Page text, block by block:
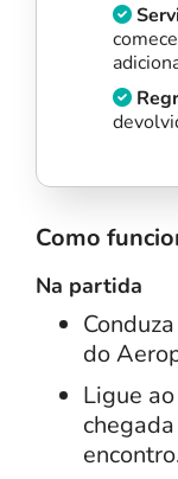
Como
Na partida
do
Ligue